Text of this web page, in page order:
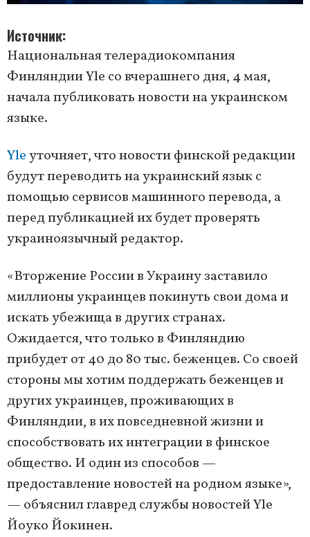
Источник
Национальная телерадиокомпания
Финляндии Yle со вчерашнего дня, 4 мая,
начала публиковать новости на украинском
языке.
Yleуточняет, что новости финской редакции
будут переводить на украинский язык с
помощью сервисов машинного перевода, а
перед публикацией их будет проверять
украиноязычный редактор.
«Вторжение России в Украину заставило
миллионы украинцев покинуть свои дома и
искать убежища в других странах.
Ожидается, что только в Финляндию
прибудет от 40 до 80 тыс. беженцев. Со своей
стороны мы хотим поддержать беженцев и
других украинцев, проживающих в
Финляндии, в их повседневной жизни и
способствовать их интеграции в финское
общество. И один из способов —
предоставление новостей на родном языке»,
— объяснил главред службы новостей Yle
Йоуко Йокинен.